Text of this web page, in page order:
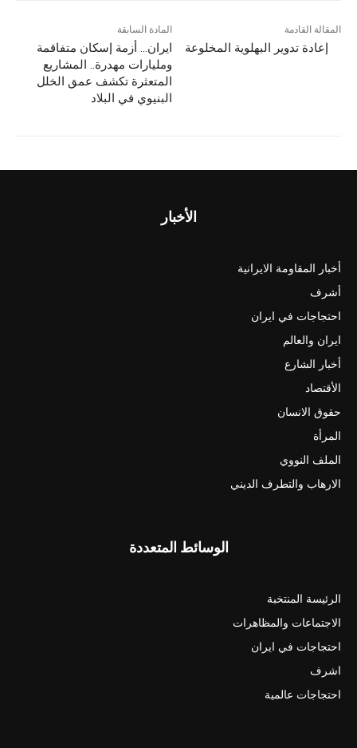
المادة السابقة
ایران… أزمة إسكان متفاقمة
ومليارات مهدرة.. المشاريع
المتعثرة تكشف عمق الخلل
البنيوي في البلاد
المقالة القادمة
إعادة تدوير البهلوية المخلوعة
الأخبار
أخبار المقاومة الايرانية
أشرف
احتجاجات في ايران
ايران والعالم
أخبار الشارع
الأقتصاد
حقوق الانسان
المرأة
الملف النووي
الارهاب والتطرف الديني
الوسائط المتعددة
الرئيسة المنتخبة
الاجتماعات والمظاهرات
احتجاجات في ايران
اشرف
احتجاجات عالمية